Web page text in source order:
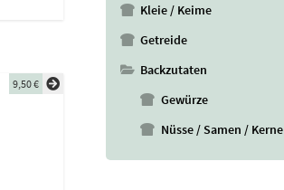
9,50€
Kleie / Keime
Getreide
Backzutaten
Gewürze
Nüsse / Samen / Kerne